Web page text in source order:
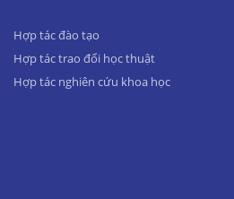
Hợp tác đào tạo
Hợp tác trao đổi học thuật
Hợp tác nghiên cứu khoa học